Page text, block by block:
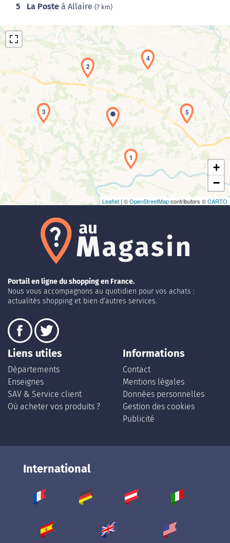
5 La Poste à Allaire (7 km)
Chargement de la carte en cours...
1
2
3
4
5
+
−
Leaflet | ©OpenStreetMapcontributors ©CARTO
Portail en ligne du shopping en France.
Nous vous accompagnons au quotidien pour vos achats :
actualités shopping et bien d’autres services.
Liens utiles
Départements
Enseignes
SAV & Service client
Où acheter vos produits ?
Informations
Contact
Mentions légales
Données personnelles
Gestion des cookies
Publicité
International